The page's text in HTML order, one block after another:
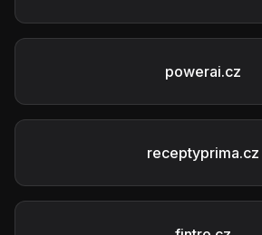
powerai.cz
receptyprima.cz